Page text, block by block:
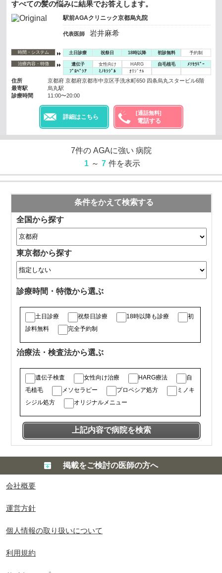
すべての髪の悩みに結果でお答えします。
駅前AGAクリニック京都烏丸院
代表医師 岩井麻希
時間・システム 土日診療 祝祭日 18時以降 初診無料 予約制
治療内容・特徴 遺伝子 女性向け HARG 自毛植毛
ﾒｿｾﾗﾋﾟｰ
ﾌﾟﾛﾍﾟｼｱ
ﾐﾉｷｼｼﾞﾙ ｵﾘｼﾞﾅﾙ
住所
京都府 京都府京都市中京区手洗水町650 四条烏丸スタービル6階
最寄駅
烏丸駅
診療時間
11:00〜20:00
詳細はこちら
[通話無料]
電話する
7件の AGAに強い 病院
1 ～ 7 件を表示
条件をかえて検索する
全国から探す
東京都から探す
診療時間・特徴から選ぶ
土日診療 祝祭日診療 18時以降も診療
初
診料無料
完全予約制
治療法・検査法から選ぶ
遺伝子検査 女性向け治療 HARG療法
自
毛植毛
メソセラピー プロペシア処方
ミノキ
シジル処方
オリジナルメニュー
掲載をご検討の医師の方へ
会社概要
運営方針
個人情報の取り扱いについて
利用規約